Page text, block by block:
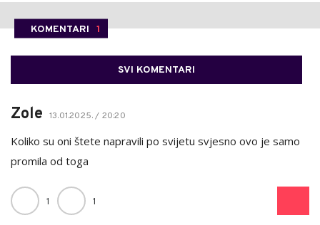
KOMENTARI 1
SVI KOMENTARI
Zole 13.01.2025. / 20:20
Koliko su oni štete napravili po svijetu svjesno ovo je samo
promila od toga
1 1